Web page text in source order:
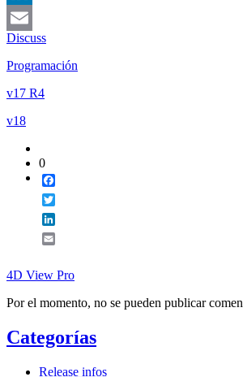
LinkedIn
Email
Discuss
Programación
v17 R4
v18
0
4D View Pro
Por el momento, no se pueden publicar
Categorías
Release infos